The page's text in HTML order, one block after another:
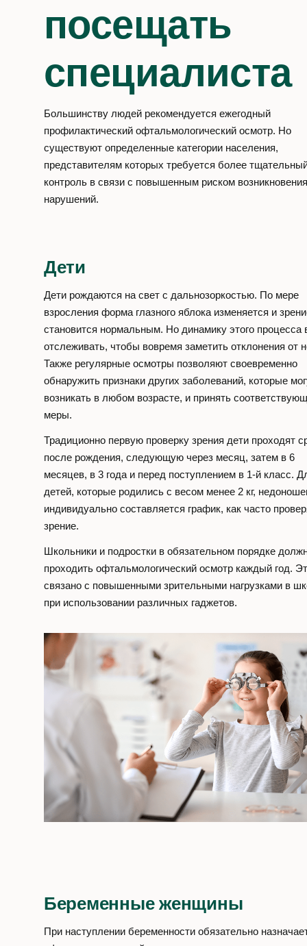
посещать
специалиста
Большинству людей рекомендуется ежегодный
профилактический офтальмологический осмотр. Но
существуют определенные категории населения,
представителям которых требуется более
контроль в связи с повышенным риском возникновения
нарушений.
Дети
Дети рождаются на свет с дальнозоркостью. По мере
взросления форма глазного яблока изменяется и
становится нормальным. Но динамику этого процесса
отслеживать, чтобы вовремя заметить отклонения от
Также регулярные осмотры позволяют своевременно
обнаружить признаки других заболеваний, которые
возникать в любом возрасте, и принять
меры.
Традиционно первую проверку зрения дети проходят
после рождения, следующую через месяц, затем в 6
месяцев, в 3 года и перед поступлением в 1-й класс.
детей, которые родились с весом менее 2 кг,
индивидуально составляется график, как часто
зрение.
Школьники и подростки в обязательном порядке
проходить офтальмологический осмотр каждый год.
связано с повышенными зрительными нагрузками в
при использовании различных гаджетов.
Беременные женщины
При наступлении беременности обязательно